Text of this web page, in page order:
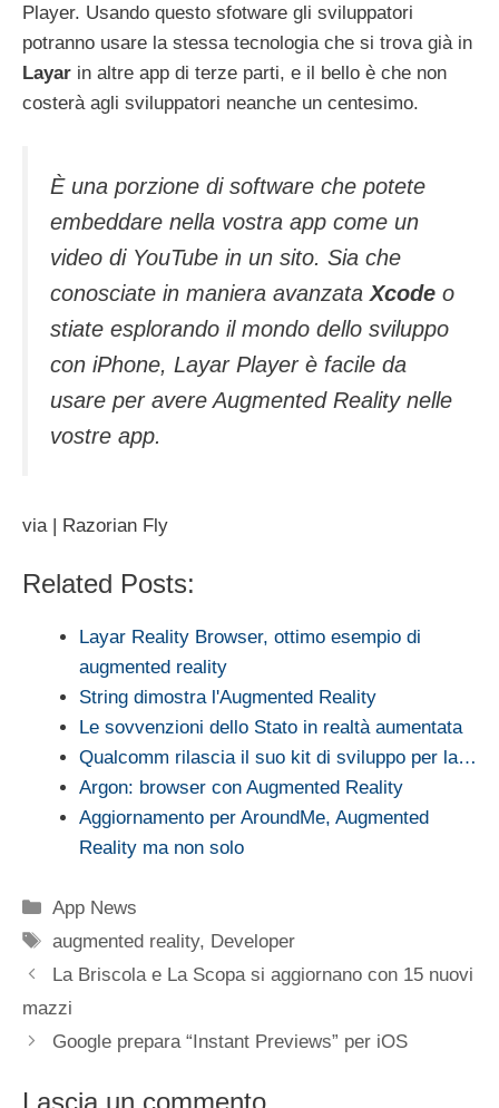
Player. Usando questo sfotware gli sviluppatori
potranno usare la stessa tecnologia che si trova già in
Layar in altre app di terze parti, e il bello è che non
costerà agli sviluppatori neanche un centesimo.
È una porzione di software che potete
embeddare nella vostra app come un
video di YouTube in un sito. Sia che
conosciate in maniera avanzata Xcode o
stiate esplorando il mondo dello sviluppo
con iPhone, Layar Player è facile da
usare per avere Augmented Reality nelle
vostre app.
via | Razorian Fly
Related Posts:
Layar Reality Browser, ottimo esempio di
augmented reality
String dimostra l'Augmented Reality
Le sovvenzioni dello Stato in realtà aumentata
Qualcomm rilascia il suo kit di sviluppo per la…
Argon: browser con Augmented Reality
Aggiornamento per AroundMe, Augmented
Reality ma non solo
Categorie
App News
Tag
augmented reality, Developer
La Briscola e La Scopa si aggiornano con 15 nuovi
mazzi
Google prepara “Instant Previews” per iOS